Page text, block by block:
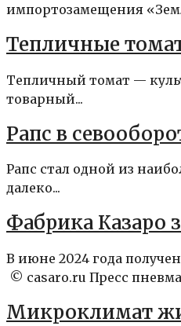
импортозамещения
Тепличные
Тепличный томат —
товарный...
Рапс в
Рапс стал одной из
далеко...
Фабрика Казаро
В июне 2024 года
© casaro.ru Пресс
Микроклимат